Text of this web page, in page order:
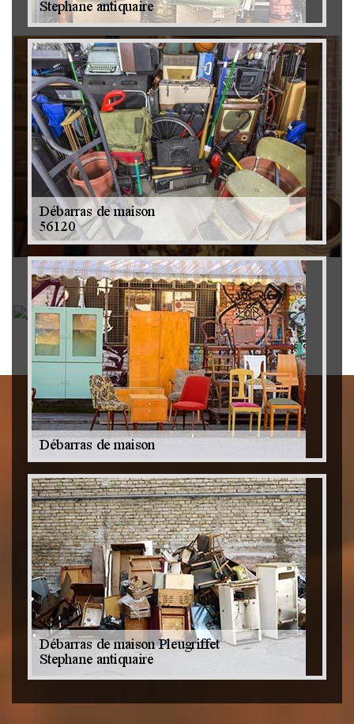
Brocanteur 79
Rachat instrument de musique 79
Achat antiquité 79